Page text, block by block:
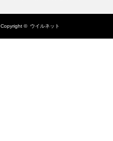
Copyright © ウイルネット